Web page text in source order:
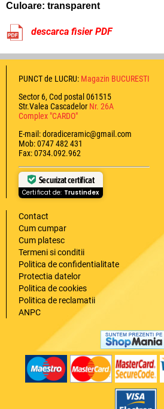
Culoare: transparent
descarca fisier PDF
PUNCT de LUCRU: Magazin BUCURESTI
Sector 6, Cod postal 061515
Str.Valea Cascadelor Nr. 26A
Complex "CARDO"
E-mail: doradiceramic@gmail.com
Mob: 0747 482 431
Fax: 0734.092.962
Securizat certificat
Certificat de: Trustindex
Contact
Cum cumpar
Cum platesc
Termeni si conditii
Politica de confidentialitate
Protectia datelor
Politica de cookies
Politica de reclamatii
ANPC